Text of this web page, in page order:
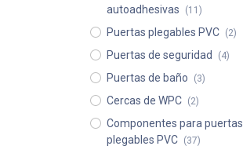
autoadhesivas
(11)
Puertas plegables PVC (2)
Puertas de seguridad (4)
Puertas de baño (3)
Cercas de WPC (2)
Componentes para puertas
plegables PVC
(37)